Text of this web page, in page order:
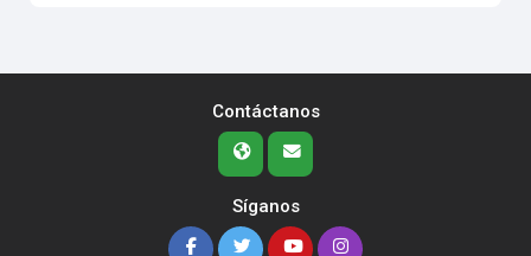
Contáctanos
Síganos